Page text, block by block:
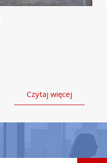
Czytaj więcej